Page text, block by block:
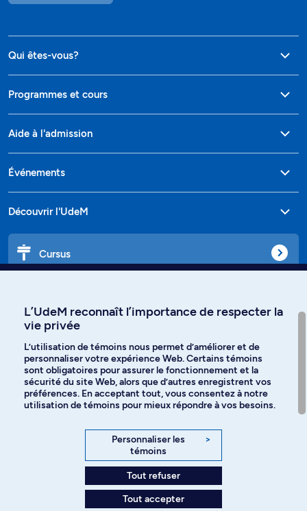
Qui êtes-vous?
Programmes et cours
Aide à l'admission
Événements
Découvrir l'UdeM
Cursus
Langues
Facebook Instagram
YouTube
L’UdeM reconnaît l’importance de respecter la
vie privée
L’utilisation de témoins nous permet d’améliorer et de
personnaliser votre expérience Web. Certains témoins
sont obligatoires pour assurer le fonctionnement et la
sécurité du site Web, alors que d’autres enregistrent vos
préférences. En acceptant tout, vous consentez à notre
utilisation de témoins pour mieux répondre à vos besoins.
Personnaliser les
témoins
>
Tout refuser
Tout accepter